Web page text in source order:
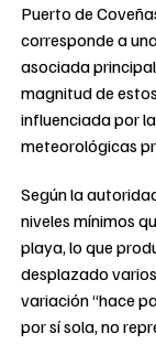
Puerto de
corresponde a
asociada
magnitud de
influenciada por
meteorológicas
Según la
niveles mínimos
playa, lo que
desplazado
variación “hace
por sí sola, no